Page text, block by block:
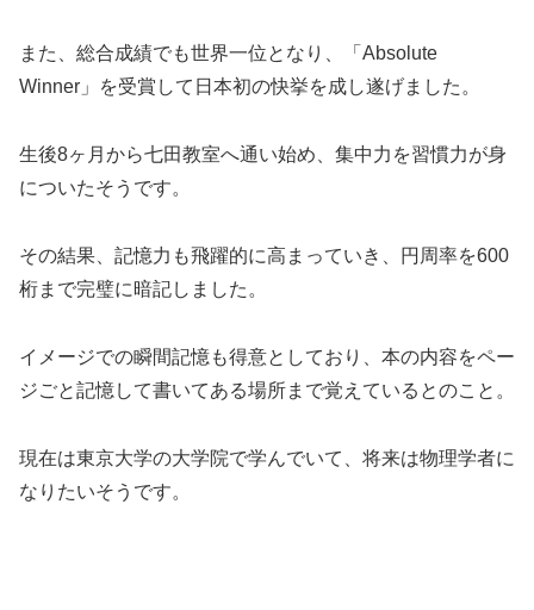
また、総合成績でも世界一位となり、「Absolute
Winner」を受賞して日本初の快挙を成し遂げました。
生後8ヶ月から七田教室へ通い始め、集中力を習慣力が身
についたそうです。
その結果、記憶力も飛躍的に高まっていき、円周率を600
桁まで完璧に暗記しました。
イメージでの瞬間記憶も得意としており、本の内容をペー
ジごと記憶して書いてある場所まで覚えているとのこと。
現在は東京大学の大学院で学んでいて、将来は物理学者に
なりたいそうです。